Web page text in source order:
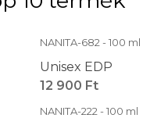
NANITA-682 - 100 ml
Unisex EDP
12 900 Ft
NANITA-222 - 100 ml